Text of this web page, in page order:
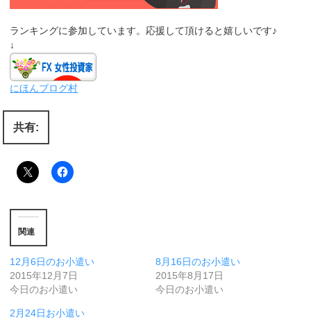
ランキングに参加しています。応援して頂けると嬉しいです♪
↓
にほんブログ村
共有:
関連
12月6日のお小遣い
2015年12月7日
今日のお小遣い
8月16日のお小遣い
2015年8月17日
今日のお小遣い
2月24日お小遣い